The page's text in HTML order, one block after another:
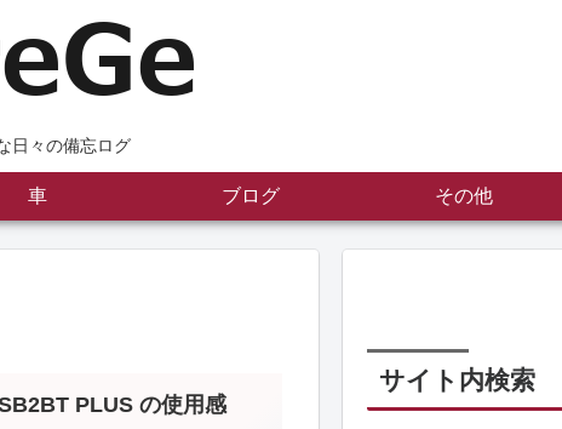
日々の備忘ログ
車 ブログ その他
PLUS の使用感
サイト内検索